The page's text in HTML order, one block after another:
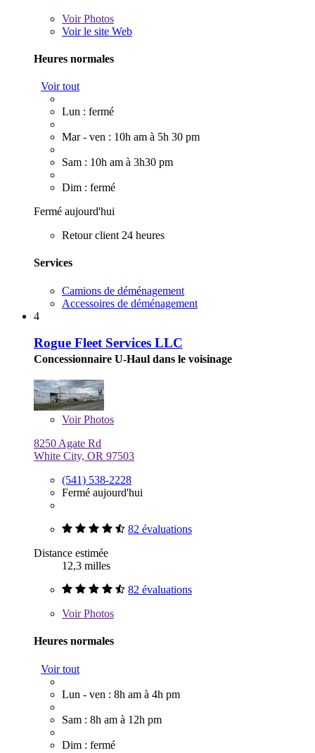
VoirPhotos
Voir le site Web
Heures normales
Voir tout
Lun : fermé
Mar - ven : 10h am à 5h 30 pm
Sam : 10h am à 3h30 pm
Dim : fermé
Fermé aujourd'hui
Retour client 24 heures
Services
Camions de déménagement
Accessoires de déménagement
4
Rogue Fleet Services LLC
Concessionnaire U-Haul dans le voisinage
VoirPhotos
8250 Agate Rd
White City, OR 97503
(541) 538-2228
Fermé aujourd'hui
82 évaluations
Distance estimée
12,3 milles
82 évaluations
VoirPhotos
Heures normales
Voir tout
Lun - ven : 8h am à 4h pm
Sam : 8h am à 12h pm
Dim : fermé